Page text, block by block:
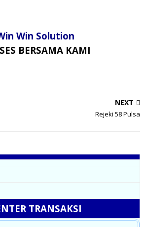
Win Solution
BERSAMA KAMI
NEXT
Rejeki 58 Pulsa
TRANSAKSI